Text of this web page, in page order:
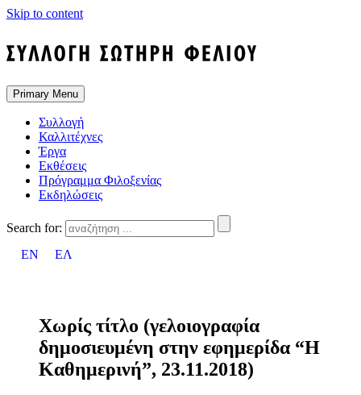
Skip to content
Primary Menu
Συλλογή
Καλλιτέχνες
Έργα
Εκθέσεις
Πρόγραμμα Φιλοξενίας
Εκδηλώσεις
Search for:
EN
ΕΛ
Χωρίς τίτλο (γελοιογραφία
δημοσιευμένη στην εφημερίδα “Η
Καθημερινή”, 23.11.2018)